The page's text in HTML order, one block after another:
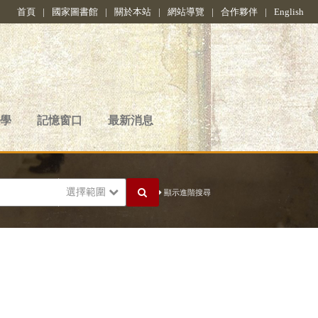
首頁 | 國家圖書館 | 關於本站 | 網站導覽 | 合作夥伴 | English
記憶窗口 最新消息
選擇範圍 顯示進階搜尋